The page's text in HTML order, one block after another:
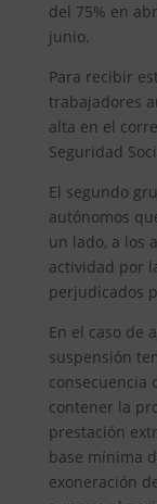
del 75% en
junio.
Para recibir
trabajadores
alta en el
Seguridad
El segundo
autónomos
un lado, a los
actividad por
perjudicados
En el caso de
suspensión
consecuencia
contener la
prestación
base mínima
exoneración